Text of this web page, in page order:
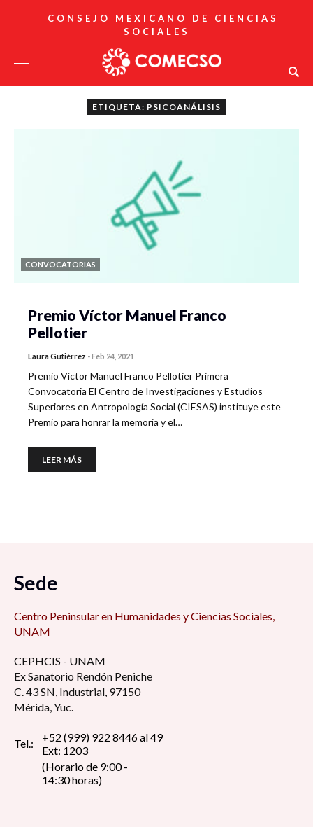
CONSEJO MEXICANO DE CIENCIAS
SOCIALES
ETIQUETA: PSICOANÁLISIS
CONVOCATORIAS
Premio Víctor Manuel Franco
Pellotier
Laura Gutiérrez -Feb 24, 2021
Premio Víctor Manuel Franco Pellotier Primera
Convocatoria El Centro de Investigaciones y Estudios
Superiores en Antropología Social (CIESAS) instituye este
Premio para honrar la memoria y el…
LEER MÁS
Sede
Centro Peninsular en Humanidades y Ciencias Sociales,
UNAM
CEPHCIS - UNAM
Ex Sanatorio Rendón Peniche
C. 43 SN, Industrial, 97150
Mérida, Yuc.
Tel.:
+52 (999) 922 8446 al 49
Ext: 1203
(Horario de 9:00 -
14:30 horas)